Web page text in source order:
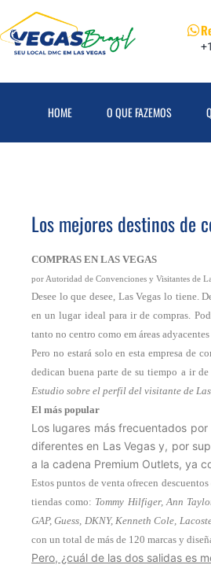
HOME O QUE FAZEMOS
Los mejores destinos de
COMPRAS EN LAS VEGAS
por Autoridad de Convenciones y Visitantes de
Desee lo que desee, Las Vegas lo tiene.
en un lugar ideal para ir de compras.
tanto no centro como em áreas adyacentes
Pero no estará solo en esta empresa de
dedican buena parte de su tiempo a ir
Estudio sobre el perfil del visitante de Las
El más popular
Los lugares más frecuentados
diferentes en Las Vegas y, por
a la cadena Premium Outlets, ya
Estos puntos de venta ofrecen
tiendas como: Tommy Hilfiger,Ann
GAP, Guess, DKNY, Kenneth Cole,
con un total de más de 120 marcas y
Pero, ¿cuál de las dos salidas es